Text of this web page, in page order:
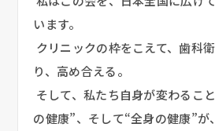
います。
り、高め合える。
の健康”、そして“全身の健康”が、